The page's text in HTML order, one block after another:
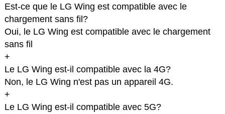
Est-ce que le LG Wing est compatible avec le
chargement sans fil?
Oui, le LG Wing est compatible avec le chargement
sans fil
+
Le LG Wing est-il compatible avec la 4G?
Non, le LG Wing n'est pas un appareil 4G.
+
Le LG Wing est-il compatible avec 5G?